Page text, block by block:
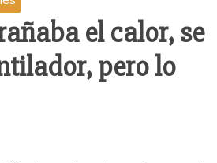
el calor, se
pero lo